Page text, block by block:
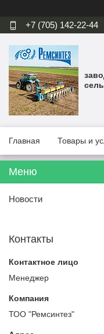
+7 (705) 142-22-44
Главная Товары и
Новости
Контакты
Менеджер
ТОО "Ремсинтез"